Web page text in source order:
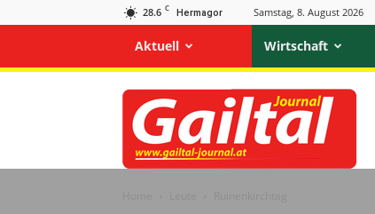
28.6 C Hermagor Samstag, 8. August 2026
Aktuell Wirtschaft
Gailtal
Journal